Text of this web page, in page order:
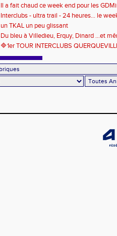
Il a fait chaud ce week end pour les
de compétitions
Interclubs - ultra trail - 24 heures... le
riche en émotions
un TKAL un peu glissant
Du bleu à Villedieu, Erquy, Dinard ...et
🔷️1er TOUR INTERCLUBS